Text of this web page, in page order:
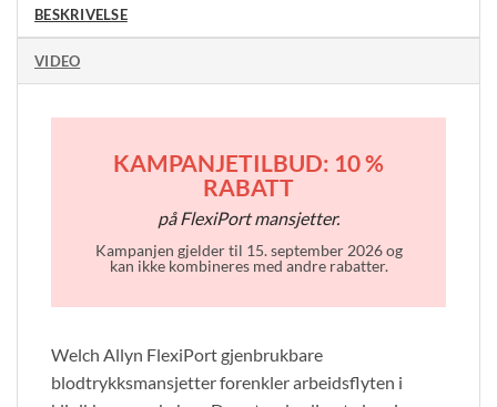
BESKRIVELSE
VIDEO
KAMPANJETILBUD: 10 %
RABATT
på FlexiPort mansjetter.
Kampanjen gjelder til 15. september 2026 og
kan ikke kombineres med andre rabatter.
Welch Allyn FlexiPort gjenbrukbare
blodtrykksmansjetter forenkler arbeidsflyten i